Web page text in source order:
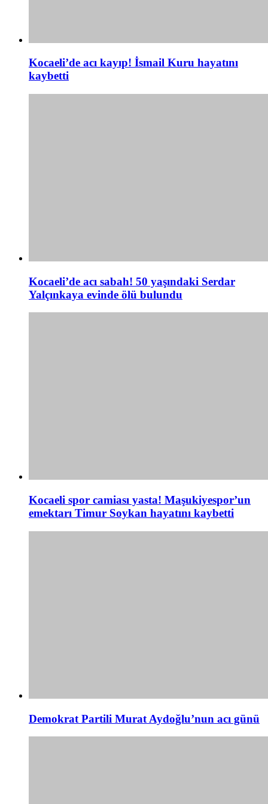
Kocaeli’de acı kayıp! İsmail Kuru hayatını
kaybetti
Kocaeli’de acı sabah! 50 yaşındaki Serdar
Yalçınkaya evinde ölü bulundu
Kocaeli spor camiası yasta! Maşukiyespor’un
emektarı Timur Soykan hayatını kaybetti
Demokrat Partili Murat Aydoğlu’nun acı günü